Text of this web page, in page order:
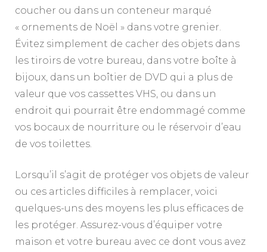
coucher ou dans un conteneur marqué
« ornements de Noël » dans votre grenier.
Évitez simplement de cacher des objets dans
les tiroirs de votre bureau, dans votre boîte à
bijoux, dans un boîtier de DVD qui a plus de
valeur que vos cassettes VHS, ou dans un
endroit qui pourrait être endommagé comme
vos bocaux de nourriture ou le réservoir d’eau
de vos toilettes.
Lorsqu’il s’agit de protéger vos objets de valeur
ou ces articles difficiles à remplacer, voici
quelques-uns des moyens les plus efficaces de
les protéger. Assurez-vous d’équiper votre
maison et votre bureau avec ce dont vous avez